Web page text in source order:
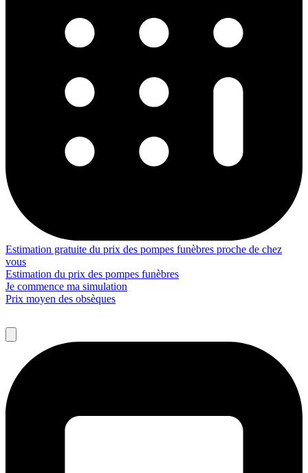
Estimation gratuite du prix des pompes funèbres proche de chez
vous
Estimation du prix des pompes funèbres
Je commence ma simulation
Prix moyen des obsèques